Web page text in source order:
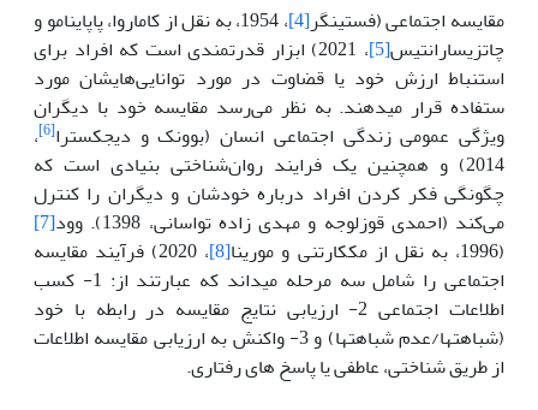
مقایسه‌ اجتماعی (فستینگر[4]
، 1954، به نقل از کاماروا، پاپاینامو و
چاتزی­سارانتیس[5]
، 2021) ابزار قدرتمندی است که افراد برای
استنباط ارزش خود یا قضاوت در مورد توانایی‌های­شان مورد
ستفاده قرار می­دهند. به نظر می‌رسد مقایسه خود با دیگران
ویژگی عمومی زندگی اجتماعی انسان (بوونک و دیجکسترا[6] ،
2014) و همچنین یک فرایند روان‌شناختی بنیادی است که
چگونگی فکر کردن افراد درباره خودشان و دیگران را کنترل
می‌کند (احمدی قوزلوجه و مهدی زاده تواسانی، 1398). وود
[7]
(1996، به نقل از مک­کارتنی و مورینا
[8]
، 2020) فرآیند مقایسه
اجتماعی را شامل سه مرحله می­داند که عبارتند از: 1- کسب
اطلاعات اجتماعی 2- ارزیابی نتایج مقایسه در رابطه با خود
(شباهت­ها/عدم شباهت­ها) و 3- واکنش به ارزیابی مقایسه اطلاعات
از طریق شناختی، عاطفی یا پاسخ های رفتاری.